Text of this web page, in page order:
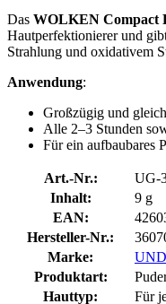
Das WOLKEN Compact
Hautperfektionierer und
Strahlung und oxidativem
Anwendung:
Großzügig und
Alle 2–3 Stunden
Für ein aufbaubares
Art.-Nr.:
UG-
Inhalt:
9 g
EAN:
Hersteller-Nr.:
Marke:
Produktart:
Hauttyp:
Für